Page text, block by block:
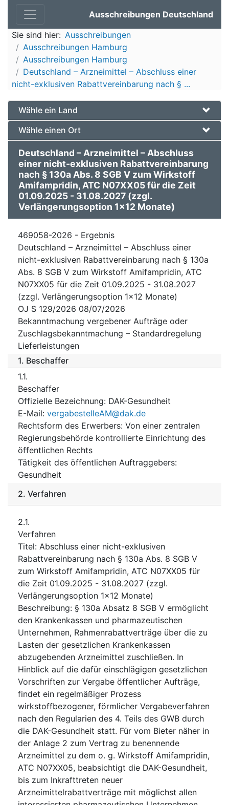
Ausschreibungen Deutschland
Sie sind hier: Ausschreibungen
Ausschreibungen Hamburg
Ausschreibungen Hamburg
Deutschland – Arzneimittel – Abschluss einer
nicht-exklusiven Rabattvereinbarung nach § ...
Wähle ein Land
Wähle einen Ort
Deutschland – Arzneimittel – Abschluss
einer nicht-exklusiven Rabattvereinbarung
nach § 130a Abs. 8 SGB V zum Wirkstoff
Amifampridin, ATC N07XX05 für die Zeit
01.09.2025 - 31.08.2027 (zzgl.
Verlängerungsoption 1x12 Monate)
469058-2026 - Ergebnis
Deutschland – Arzneimittel – Abschluss einer
nicht-exklusiven Rabattvereinbarung nach § 130a
Abs. 8 SGB V zum Wirkstoff Amifampridin, ATC
N07XX05 für die Zeit 01.09.2025 - 31.08.2027
(zzgl. Verlängerungsoption 1x12 Monate)
OJ S 129/2026 08/07/2026
Bekanntmachung vergebener Aufträge oder
Zuschlagsbekanntmachung – Standardregelung
Lieferleistungen
1. Beschaffer
1.1.
Beschaffer
Offizielle Bezeichnung: DAK-Gesundheit
E-Mail: vergabestelleAM@dak.de
Rechtsform des Erwerbers: Von einer zentralen
Regierungsbehörde kontrollierte Einrichtung des
öffentlichen Rechts
Tätigkeit des öffentlichen Auftraggebers:
Gesundheit
2. Verfahren
2.1.
Verfahren
Titel: Abschluss einer nicht-exklusiven
Rabattvereinbarung nach § 130a Abs. 8 SGB V
zum Wirkstoff Amifampridin, ATC N07XX05 für
die Zeit 01.09.2025 - 31.08.2027 (zzgl.
Verlängerungsoption 1x12 Monate)
Beschreibung: § 130a Absatz 8 SGB V ermöglicht
den Krankenkassen und pharmazeutischen
Unternehmen, Rahmenrabattverträge über die zu
Lasten der gesetzlichen Krankenkassen
abzugebenden Arzneimittel zuschließen. In
Hinblick auf die dafür einschlägigen gesetzlichen
Vorschriften zur Vergabe öffentlicher Aufträge,
findet ein regelmäßiger Prozess
wirkstoffbezogener, förmlicher Vergabeverfahren
nach den Regularien des 4. Teils des GWB durch
die DAK-Gesundheit statt. Für vom Bieter näher in
der Anlage 2 zum Vertrag zu benennende
Arzneimittel zu dem o. g. Wirkstoff Amifampridin,
ATC N07XX05, beabsichtigt die DAK-Gesundheit,
bis zum Inkrafttreten neuer
Arzneimittelrabattverträge mit möglichst allen